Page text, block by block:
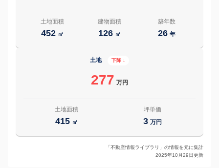
土地面積
452 ㎡
建物面積
126 ㎡
築年数
26 年
土地 下降 ↓
277 万円
土地面積
415 ㎡
坪単価
3 万円
「不動産情報ライブラリ」の情報を元に集計
2025年10月29日更新